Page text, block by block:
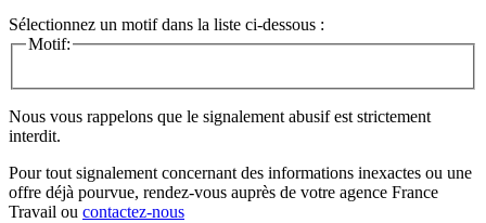
Sélectionnez un motif dans la liste ci-dessous :
Motif:
Nous vous rappelons que le signalement abusif est strictement
interdit.
Pour tout signalement concernant des informations inexactes ou une
offre déjà pourvue, rendez-vous auprès de votre agence France
Travail ou contactez-nous